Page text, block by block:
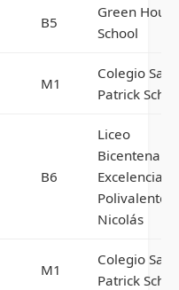
B5
Green House
School
M1
Colegio Saint
Patrick
B6
Liceo
Excelencia
Polivalente
Nicolás
M1
Colegio Saint
Patrick